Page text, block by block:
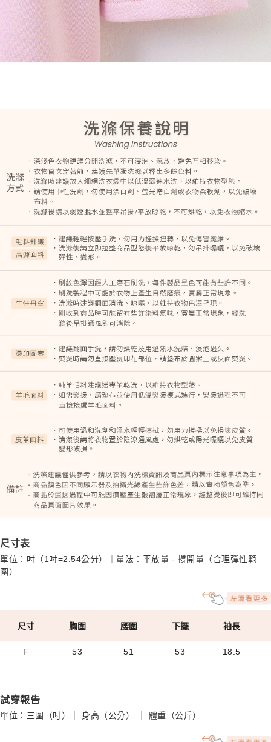
尺寸表
單位：吋（1吋=2.54公分）｜量法：平放量 - 撐開量（合理彈性範
圍）
尺寸 胸圍 腰圍 下擺 袖長
F 53 51 53 18.5
試穿報告
單位：三圍（吋）｜ 身高（公分） ｜ 體重（公斤）